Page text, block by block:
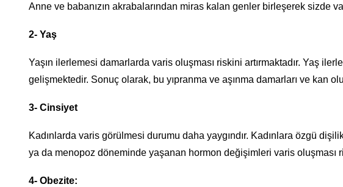
Anne ve babanızın akrabalarından miras kalan genler birleşerek sizde
2- Yaş
Yaşın ilerlemesi damarlarda varis oluşması riskini artırmaktadır. Yaş
gelişmektedir. Sonuç olarak, bu yıpranma ve aşınma damarları ve kan
3- Cinsiyet
Kadınlarda varis görülmesi durumu daha yaygındır. Kadınlara özgü
ya da menopoz döneminde yaşanan hormon değişimleri varis oluşması
4- Obezite: